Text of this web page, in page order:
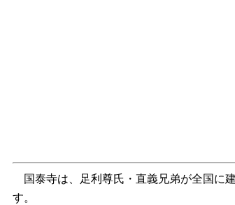
国泰寺は、足利尊氏・直義兄弟が全国に
す。